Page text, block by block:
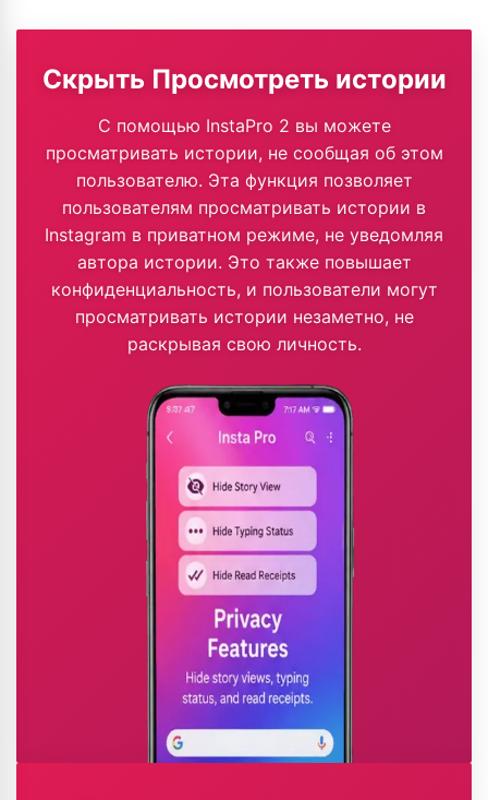
Скрыть Просмотреть истории
С помощью InstaPro 2 вы можете
просматривать истории, не сообщая об этом
пользователю. Эта функция позволяет
пользователям просматривать истории в
Instagram в приватном режиме, не уведомляя
автора истории. Это также повышает
конфиденциальность, и пользователи могут
просматривать истории незаметно, не
раскрывая свою личность.